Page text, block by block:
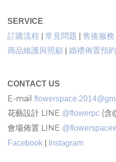
SERVICE
訂購流程
常見問題 售後服務
商品維護與照顧 婚禮佈置預
CONTACT US
E-mail
花藝設計 LINE @flowerpc (含
會場佈置 LINE
Facebook Instagram